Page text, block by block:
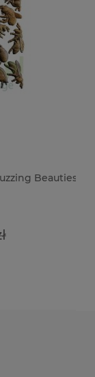
Beauties